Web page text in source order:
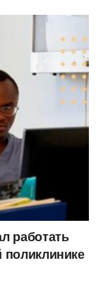
работать
поликлинике